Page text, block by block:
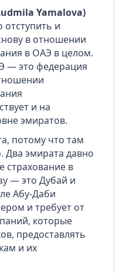
Yamalova)
и
в отношении
в ОАЭ в целом.
— это федерация
и на
эмиратов.
потому что там
Два эмирата давно
страхование в
— это Дубай и
Абу‑Даби
и требует от
которые
предоставлять
и их